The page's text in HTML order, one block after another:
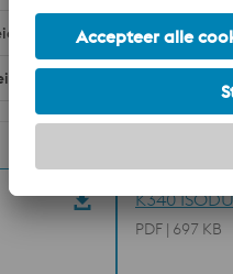
K340
PDF | 697 KB